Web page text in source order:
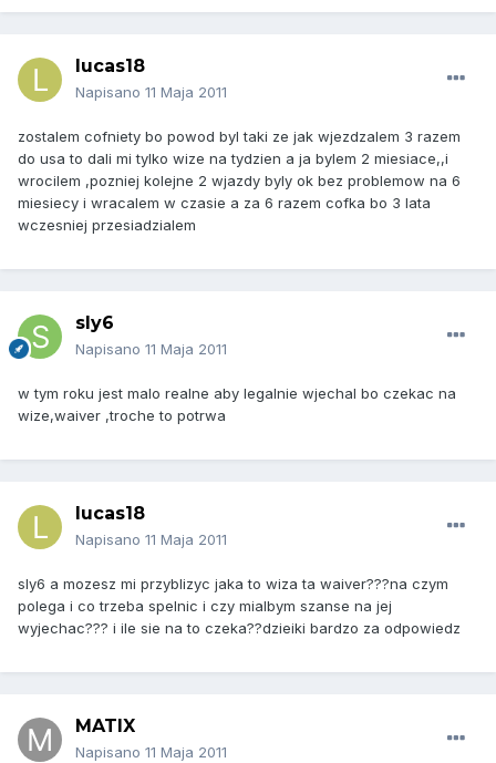
lucas18
Napisano 11 Maja 2011
zostalem cofniety bo powod byl taki ze jak wjezdzalem 3 razem
do usa to dali mi tylko wize na tydzien a ja bylem 2 miesiace,,i
wrocilem ,pozniej kolejne 2 wjazdy byly ok bez problemow na 6
miesiecy i wracalem w czasie a za 6 razem cofka bo 3 lata
wczesniej przesiadzialem
sly6
Napisano 11 Maja 2011
w tym roku jest malo realne aby legalnie wjechal bo czekac na
wize,waiver ,troche to potrwa
lucas18
Napisano 11 Maja 2011
sly6 a mozesz mi przyblizyc jaka to wiza ta waiver???na czym
polega i co trzeba spelnic i czy mialbym szanse na jej
wyjechac??? i ile sie na to czeka??dzieiki bardzo za odpowiedz
MATIX
Napisano 11 Maja 2011